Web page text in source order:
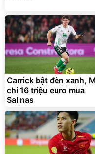
Carrick bật đèn xanh,
chi 16 triệu euro mua
Salinas